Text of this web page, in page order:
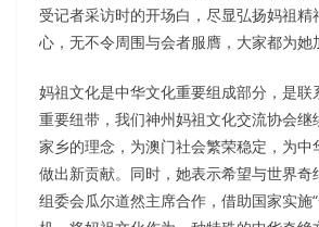
受记者采访时的开场白，尽显弘扬妈祖精
心，无不令周围与会者服膺，大家都为她
妈祖文化是中华文化重要组成部分，是联
重要纽带，我们神州妈祖文化交流协会继
家乡的理念，为澳门社会繁荣稳定，为中
做出新贡献。同时，她表示希望与世界奇
组委会瓜尔道然主席合作，借助国家实施